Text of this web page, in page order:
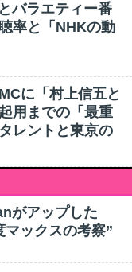
バラエティー番
率と「NHKの動
に「村上信五と
用までの「最重
レントと東京の
がアップした
マックスの考察”